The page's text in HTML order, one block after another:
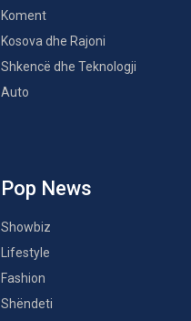
Koment
Kosova dhe Rajoni
Shkencë dhe Teknologji
Auto
Pop News
Showbiz
Lifestyle
Fashion
Shëndeti